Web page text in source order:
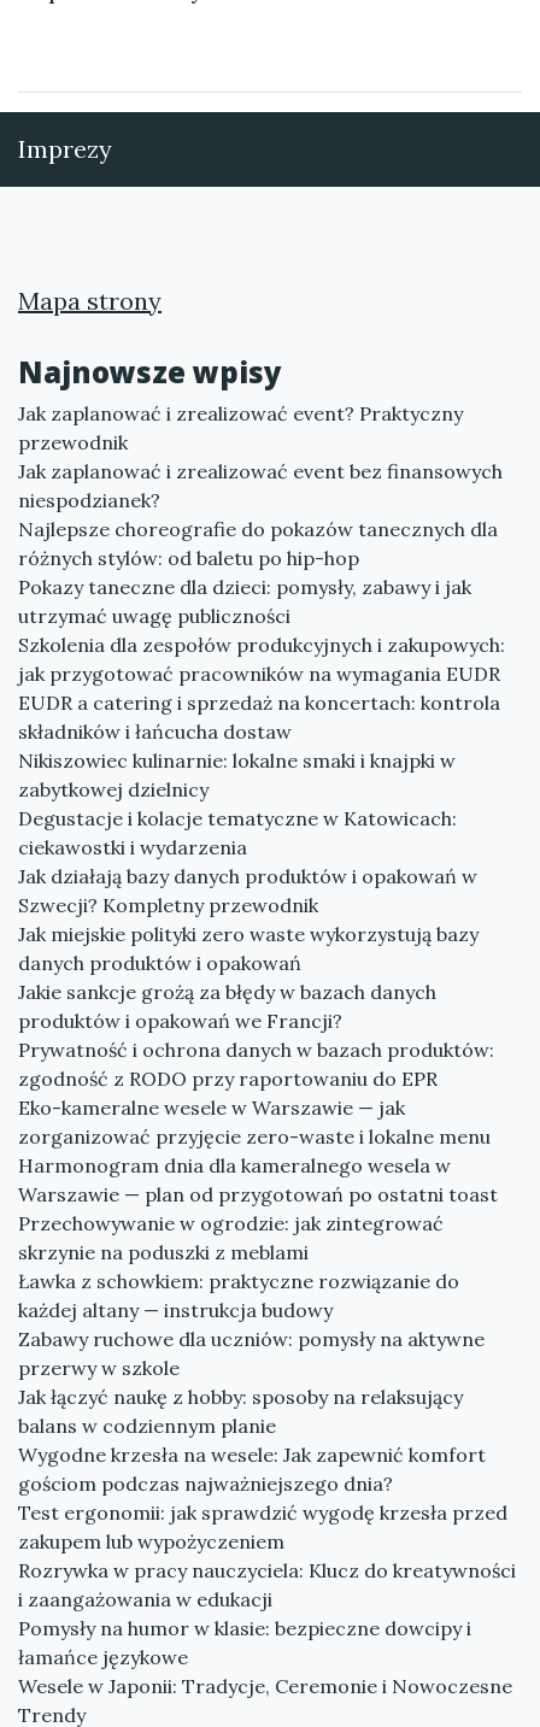
Imprezy
Mapa strony
Najnowsze wpisy
Jak zaplanować i zrealizować event? Praktyczny
przewodnik
Jak zaplanować i zrealizować event bez finansowych
niespodzianek?
Najlepsze choreografie do pokazów tanecznych dla
różnych stylów: od baletu po hip-hop
Pokazy taneczne dla dzieci: pomysły, zabawy i jak
utrzymać uwagę publiczności
Szkolenia dla zespołów produkcyjnych i zakupowych:
jak przygotować pracowników na wymagania EUDR
EUDR a catering i sprzedaż na koncertach: kontrola
składników i łańcucha dostaw
Nikiszowiec kulinarnie: lokalne smaki i knajpki w
zabytkowej dzielnicy
Degustacje i kolacje tematyczne w Katowicach:
ciekawostki i wydarzenia
Jak działają bazy danych produktów i opakowań w
Szwecji? Kompletny przewodnik
Jak miejskie polityki zero waste wykorzystują bazy
danych produktów i opakowań
Jakie sankcje grożą za błędy w bazach danych
produktów i opakowań we Francji?
Prywatność i ochrona danych w bazach produktów:
zgodność z RODO przy raportowaniu do EPR
Eko-kameralne wesele w Warszawie — jak
zorganizować przyjęcie zero-waste i lokalne menu
Harmonogram dnia dla kameralnego wesela w
Warszawie — plan od przygotowań po ostatni toast
Przechowywanie w ogrodzie: jak zintegrować
skrzynie na poduszki z meblami
Ławka z schowkiem: praktyczne rozwiązanie do
każdej altany — instrukcja budowy
Zabawy ruchowe dla uczniów: pomysły na aktywne
przerwy w szkole
Jak łączyć naukę z hobby: sposoby na relaksujący
balans w codziennym planie
Wygodne krzesła na wesele: Jak zapewnić komfort
gościom podczas najważniejszego dnia?
Test ergonomii: jak sprawdzić wygodę krzesła przed
zakupem lub wypożyczeniem
Rozrywka w pracy nauczyciela: Klucz do kreatywności
i zaangażowania w edukacji
Pomysły na humor w klasie: bezpieczne dowcipy i
łamańce językowe
Wesele w Japonii: Tradycje, Ceremonie i Nowoczesne
Trendy